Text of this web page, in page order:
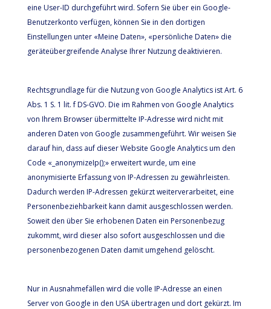
eine User-ID durchgeführt wird. Sofern Sie über ein Google-
Benutzerkonto verfügen, können Sie in den dortigen
Einstellungen unter «Meine Daten», «persönliche Daten» die
geräteübergreifende Analyse Ihrer Nutzung deaktivieren.
Rechtsgrundlage für die Nutzung von Google Analytics ist Art. 6
Abs. 1 S. 1 lit. f DS-GVO. Die im Rahmen von Google Analytics
von Ihrem Browser übermittelte IP-Adresse wird nicht mit
anderen Daten von Google zusammengeführt. Wir weisen Sie
darauf hin, dass auf dieser Website Google Analytics um den
Code «_anonymizeIp();» erweitert wurde, um eine
anonymisierte Erfassung von IP-Adressen zu gewährleisten.
Dadurch werden IP-Adressen gekürzt weiterverarbeitet, eine
Personenbeziehbarkeit kann damit ausgeschlossen werden.
Soweit den über Sie erhobenen Daten ein Personenbezug
zukommt, wird dieser also sofort ausgeschlossen und die
personenbezogenen Daten damit umgehend gelöscht.
Nur in Ausnahmefällen wird die volle IP-Adresse an einen
Server von Google in den USA übertragen und dort gekürzt. Im